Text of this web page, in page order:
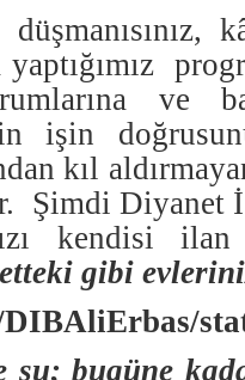
ve
işin
kıl
Şimdi Diyanet
kendisi
gibi
bugüne